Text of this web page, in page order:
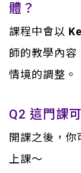
體？
課程中會以
師的教學內容
情境的調整。
Q2 這門課
開課之後，
上課～